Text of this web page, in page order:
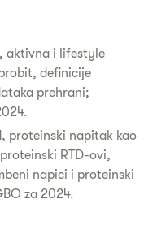
aktivna i lifestyle
definicije
prehrani;
proteinski napitak kao
RTD-ovi,
napici i proteinski
za 2024.